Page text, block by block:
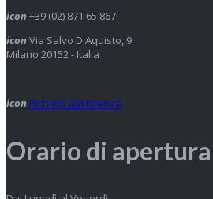
icon +39 (02) 871 65 867
icon Via Salvo D'Aquisto, 9
Milano 20152 - Italia
icon Richiedi assistenza
Orario di apertura